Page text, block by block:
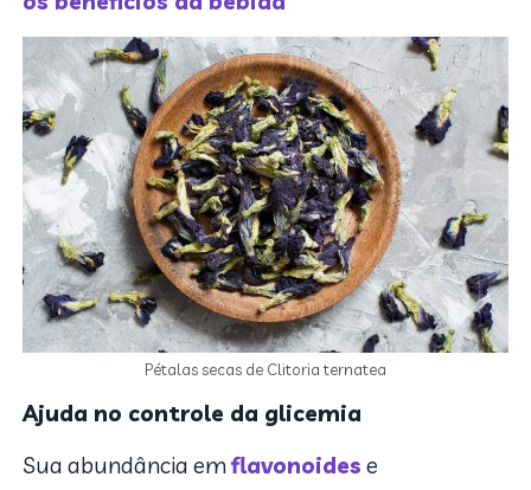
Pétalas secas de Clitoria ternatea
Ajuda no controle da glicemia
Sua abundância emflavonoides e